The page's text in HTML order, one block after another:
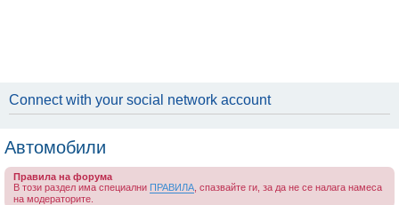
Connect with your social network account
Автомобили
Правила на форума
В този раздел има специални ПРАВИЛА , спазвайте ги, за да не се налага намеса
на модераторите.